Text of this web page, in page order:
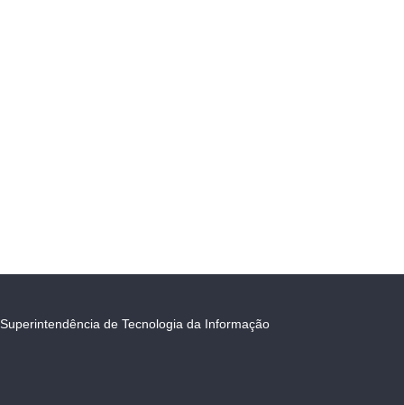
Superintendência de Tecnologia da Informação